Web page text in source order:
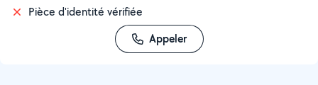
Pièce d'identité vérifiée
Appeler